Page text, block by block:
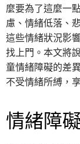
麼要為了這麼一
慮、情緒低落、
這些情緒狀況影
找上門。本文將
童情緒障礙的差
不受情緒所縛，
情緒障